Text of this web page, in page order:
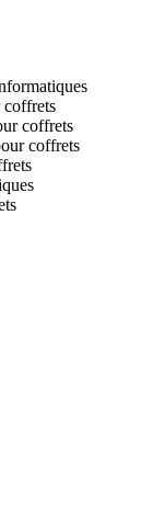
coffrets
coffrets
coffrets